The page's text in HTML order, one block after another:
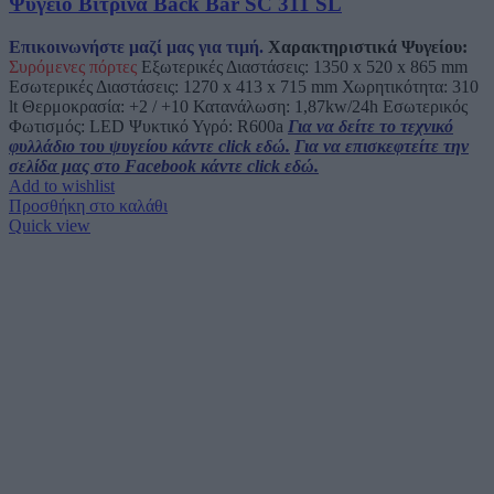
Επικοινωνήστε μαζί μας για τιμή. Χαρακτηριστικά Ψυγείου:
Συρόμενες πόρτες Εξωτερικές Διαστάσεις: 1350 x 520 x 865 mm
Εσωτερικές Διαστάσεις: 1270 x 413 x 715 mm Χωρητικότητα: 310
lt Θερμοκρασία: +2 / +10 Κατανάλωση: 1,87kw/24h Εσωτερικός
Φωτισμός: LED Ψυκτικό Υγρό: R600a Για να δείτε το τεχνικό
φυλλάδιο του ψυγείου κάντε click εδώ. Για να επισκεφτείτε την
σελίδα μας στο Facebook κάντε click εδώ.
Add to wishlist
Προσθήκη στο καλάθι
Quick view